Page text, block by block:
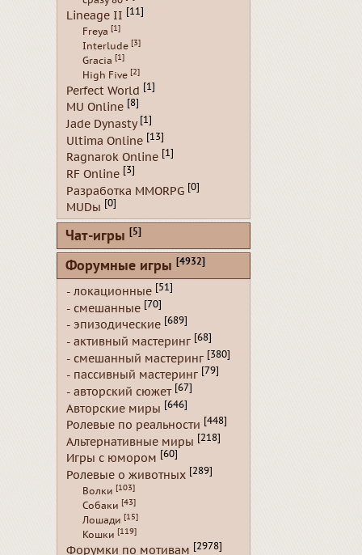
Lineage II [11]
Freya [1]
Interlude [3]
Gracia [1]
High Five [2]
Perfect World [1]
MU Online [8]
Jade Dynasty [1]
Ultima Online [13]
Ragnarok Online [1]
RF Online [3]
Разработка MMORPG [0]
MUDы [0]
Чат-игры [5]
Форумные игры [4932]
- локационные [51]
- смешанные [70]
- эпизодические [689]
- активный мастеринг [68]
- смешанный мастеринг [380]
- пассивный мастеринг [79]
- авторский сюжет [67]
Авторские миры [646]
Ролевые по реальности [448]
Альтернативные миры [218]
Игры с юмором [60]
Ролевые о животных [289]
Волки [103]
Собаки [43]
Лошади [15]
Кошки [119]
Форумки по мотивам [2978]